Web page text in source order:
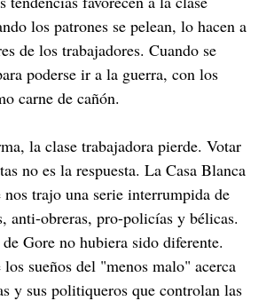
los patrones se pelean, lo hacen a
de los trabajadores. Cuando se
poderse ir a la guerra, con los
carne de cañón.
la clase trabajadora pierde. Votar
no es la respuesta. La Casa Blanca
trajo una serie interrumpida de
anti-obreras, pro-policías y bélicas.
Gore no hubiera sido diferente.
sueños del "menos malo" acerca
y sus politiqueros que controlan las